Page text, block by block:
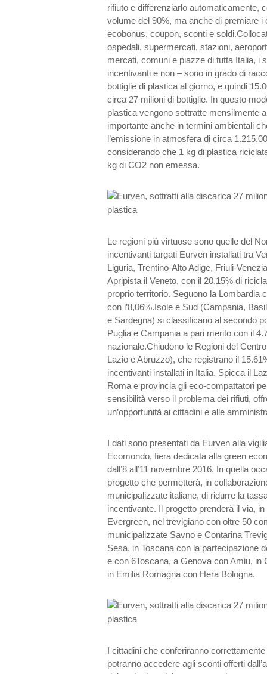
rifiuto e differenziarlo automaticamente,
volume del 90%, ma anche di premiare i
ecobonus, coupon, sconti e
ospedali, supermercati, stazioni,
mercati, comuni e piazze di tutta Italia, i
incentivanti e non – sono in grado di
bottiglie di plastica al giorno, e quindi
circa 27 milioni di bottiglie. In questo
plastica vengono sottratte mensilmente
importante anche in termini ambientali
l’emissione in atmosfera di circa
considerando che 1 kg di plastica
kg di CO2 non emessa.
Le regioni più virtuose sono quelle del
incentivanti targati Eurven installati tra
Liguria, Trentino-Alto Adige, Friuli-
Apripista il Veneto, con il 20,15% di
proprio territorio. Seguono la Lombardia
con l’8,06%.Isole e Sud (Campania,
e Sardegna) si classificano al secondo
Puglia e Campania a pari merito con il
nazionale.Chiudono le Regioni del
Lazio e Abruzzo), che registrano il
incentivanti installati in Italia. Spicca il
Roma e provincia gli eco-compattatori
sensibilità verso il problema dei rifiuti,
un’opportunità ai cittadini e alle
I dati sono presentati da Eurven alla
Ecomondo, fiera dedicata alla green
dall’8 all’11 novembre 2016. In quella
progetto che permetterà, in
municipalizzate italiane, di ridurre la
incentivante. Il progetto prenderà il via,
Evergreen, nel trevigiano con oltre 50
municipalizzate Savno e Contarina
Sesa, in Toscana con la partecipazione
e con 6Toscana, a Genova con Amiu, in
in Emilia Romagna con Hera Bologna.
I cittadini che conferiranno
potranno accedere agli sconti offerti